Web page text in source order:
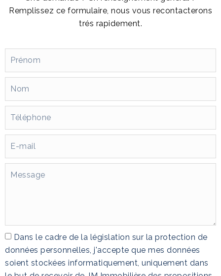
Remplissez ce formulaire, nous vous recontacterons
trés rapidement.
Dans le cadre de la législation sur la protection de
données personnelles, j'accepte que mes données
soient stockées informatiquement, uniquement dans